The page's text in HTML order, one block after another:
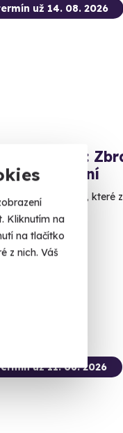
Kliknutím na
na tlačítko
z nich. Váš
už 14. 08. 2026
střelba:
- 11 zbraní
si naživo zbraně, které
(okres Svitavy)
lokalit)
už 11. 08. 2026